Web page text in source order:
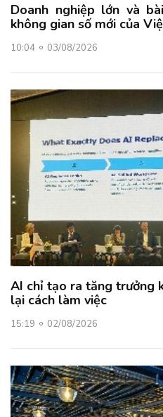
Doanh nghiệp lớn và
không gian số mới của
10:04 03/08/2026
AI chỉ tạo ra tăng trưởng
lại cách làm việc
15:19 02/08/2026